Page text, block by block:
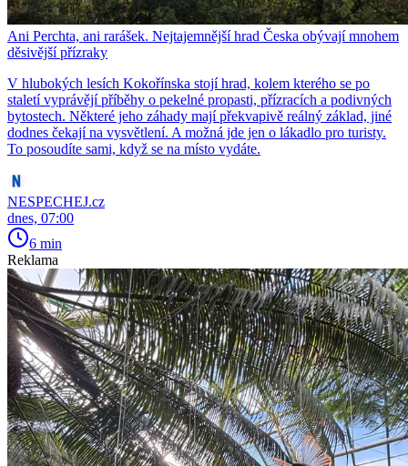
Ani Perchta, ani rarášek. Nejtajemnější hrad Česka obývají mnohem
děsivější přízraky
V hlubokých lesích Kokořínska stojí hrad, kolem kterého se po
staletí vyprávějí příběhy o pekelné propasti, přízracích a podivných
bytostech. Některé jeho záhady mají překvapivě reálný základ, jiné
dodnes čekají na vysvětlení. A možná jde jen o lákadlo pro turisty.
To posoudíte sami, když se na místo vydáte.
NESPECHEJ.cz
dnes, 07:00
6 min
Reklama